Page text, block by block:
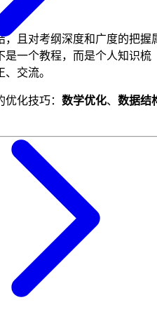
，且对考纲深度和广度的把握
是一个教程，而是个人知识梳
交流。
化技巧： 数学优化、 数据结